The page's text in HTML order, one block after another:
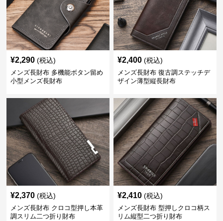
¥2,290 (税込)
メンズ長財布 多機能ボタン留め
小型メンズ長財布
¥2,400 (税込)
メンズ長財布 復古調ステッチデ
ザイン薄型縦長財布
¥2,370 (税込)
メンズ長財布 クロコ型押し本革
調スリム二つ折り財布
¥2,410 (税込)
メンズ長財布 型押しクロコ柄ス
リム縦型二つ折り財布